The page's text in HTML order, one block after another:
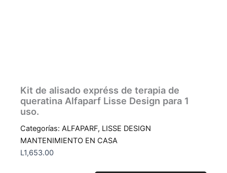
Kit de alisado expréss de terapia de
queratina Alfaparf Lisse Design para 1
uso.
Categorías: ALFAPARF, LISSE DESIGN
MANTENIMIENTO EN CASA
L1,653.00